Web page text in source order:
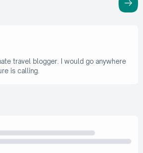
travel blogger. I would go anywhere
is calling.